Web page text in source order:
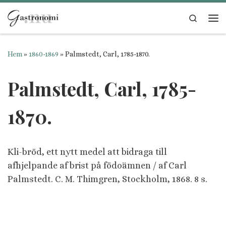
Hoppa till innehåll
Search
Hem »1860-1869 »Palmstedt, Carl, 1785-1870.
Palmstedt, Carl, 1785-
1870.
Kli-bröd, ett nytt medel att bidraga till
afhjelpande af brist på födoämnen / af Carl
Palmstedt. C. M. Thimgren, Stockholm, 1868. 8 s.